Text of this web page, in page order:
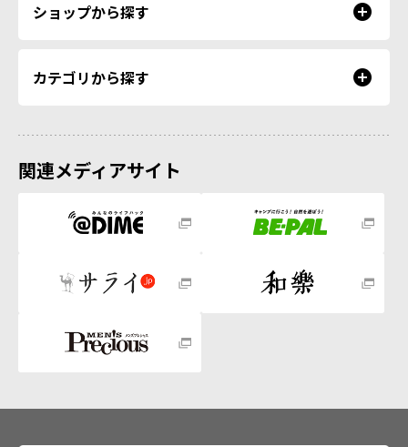
ショップから探す
カテゴリから探す
関連メディアサイト